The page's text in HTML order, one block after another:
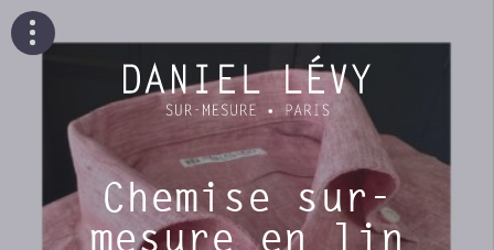
Chemise sur-
mesure en lin